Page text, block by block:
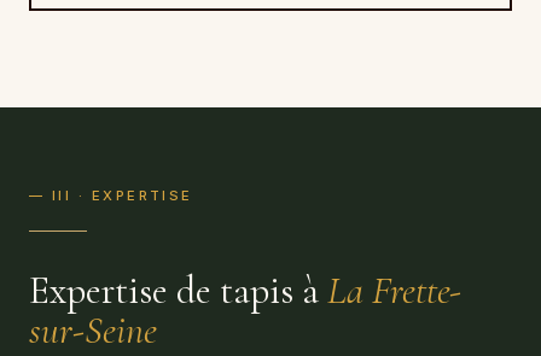
— III · EXPERTISE
Expertise de tapis àLa Frette-
sur-Seine